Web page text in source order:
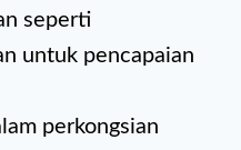
seperti
untuk pencapaian
perkongsian